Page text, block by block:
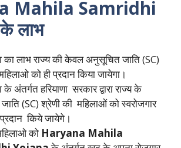
Mahila Samridhi
के लाभ
का लाभ राज्य की केवल अनुसूचित जाति (SC)
को ही प्रदान किया जायेगा।
अंतर्गत हरियाणा सरकार द्वारा राज्य के
(SC) श्रेणी की महिलाओं को स्वरोजगार
किये जायेगे।
को Haryana Mahila